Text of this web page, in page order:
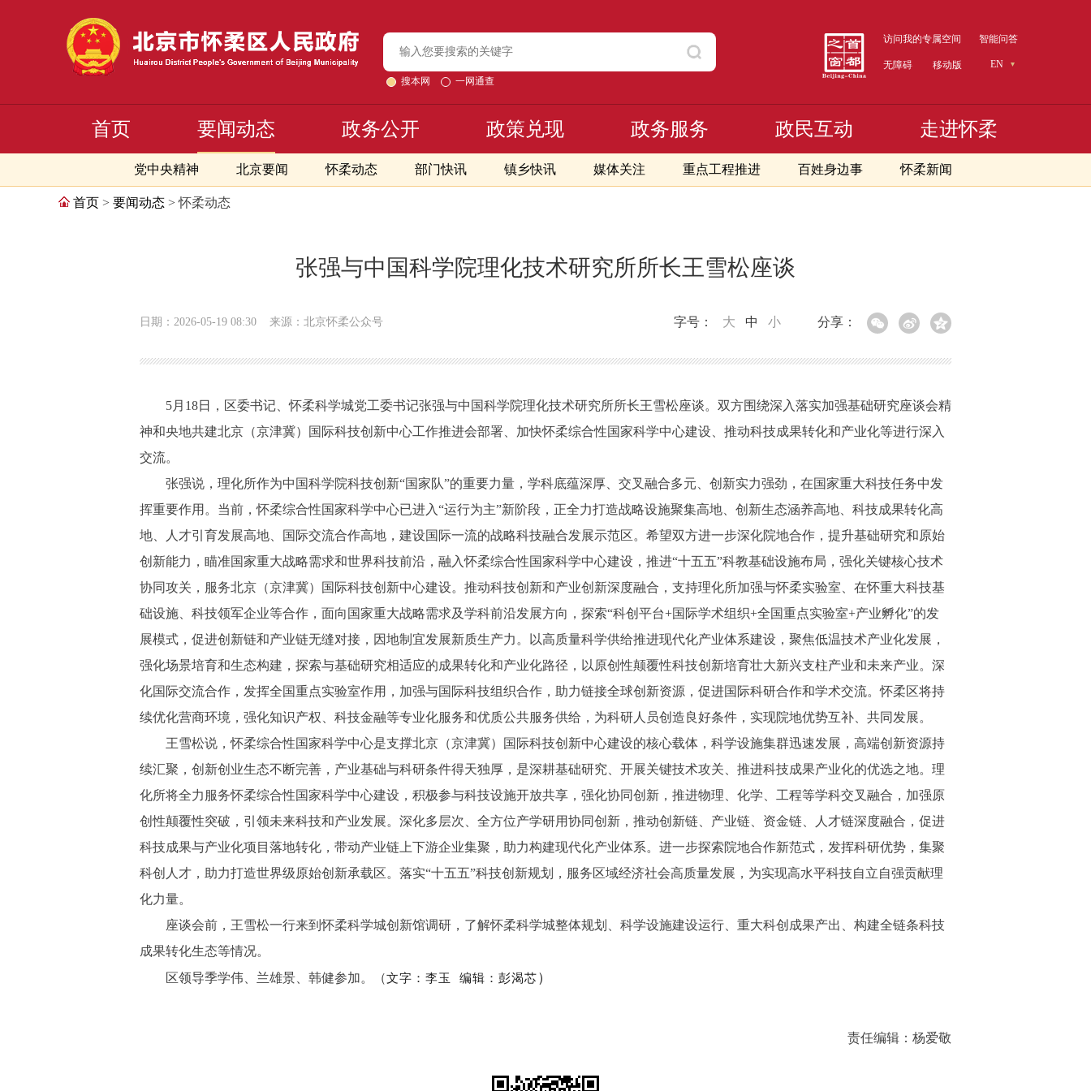
搜本网 一网通查
访问我的专属空间 智能问答
无障碍 移动版 EN
首页 要闻动态
党中央精神 北京要闻 怀柔动态 部门快讯 镇乡快讯 媒体关注 重点工程推进 百姓身边事 怀柔新闻
政务公开 政策兑现 政务服务 政民互动 走进怀柔
首页 > 要闻动态 > 怀柔动态
张强与中国科学院理化技术研究所所长王雪松座谈
日期：2026-05-19 08:30 来源：北京怀柔公众号 分享：
字号： 大 中 小
5月18日，区委书记、怀柔科学城党工委书记张强与中国科学院理化技术研究所所长王雪松座谈。双方围绕深入落实加强基础研究座谈会精
神和央地共建北京（京津冀）国际科技创新中心工作推进会部署、加快怀柔综合性国家科学中心建设、推动科技成果转化和产业化等进行深入
交流。
张强说，理化所作为中国科学院科技创新“国家队”的重要力量，学科底蕴深厚、交叉融合多元、创新实力强劲，在国家重大科技任务中发
挥重要作用。当前，怀柔综合性国家科学中心已进入“运行为主”新阶段，正全力打造战略设施聚集高地、创新生态涵养高地、科技成果转化高
地、人才引育发展高地、国际交流合作高地，建设国际一流的战略科技融合发展示范区。希望双方进一步深化院地合作，提升基础研究和原始
创新能力，瞄准国家重大战略需求和世界科技前沿，融入怀柔综合性国家科学中心建设，推进“十五五”科教基础设施布局，强化关键核心技术
协同攻关，服务北京（京津冀）国际科技创新中心建设。推动科技创新和产业创新深度融合，支持理化所加强与怀柔实验室、在怀重大科技基
础设施、科技领军企业等合作，面向国家重大战略需求及学科前沿发展方向，探索“科创平台+国际学术组织+全国重点实验室+产业孵化”的发
展模式，促进创新链和产业链无缝对接，因地制宜发展新质生产力。以高质量科学供给推进现代化产业体系建设，聚焦低温技术产业化发展，
强化场景培育和生态构建，探索与基础研究相适应的成果转化和产业化路径，以原创性颠覆性科技创新培育壮大新兴支柱产业和未来产业。深
化国际交流合作，发挥全国重点实验室作用，加强与国际科技组织合作，助力链接全球创新资源，促进国际科研合作和学术交流。怀柔区将持
续优化营商环境，强化知识产权、科技金融等专业化服务和优质公共服务供给，为科研人员创造良好条件，实现院地优势互补、共同发展。
王雪松说，怀柔综合性国家科学中心是支撑北京（京津冀）国际科技创新中心建设的核心载体，科学设施集群迅速发展，高端创新资源持
续汇聚，创新创业生态不断完善，产业基础与科研条件得天独厚，是深耕基础研究、开展关键技术攻关、推进科技成果产业化的优选之地。理
化所将全力服务怀柔综合性国家科学中心建设，积极参与科技设施开放共享，强化协同创新，推进物理、化学、工程等学科交叉融合，加强原
创性颠覆性突破，引领未来科技和产业发展。深化多层次、全方位产学研用协同创新，推动创新链、产业链、资金链、人才链深度融合，促进
科技成果与产业化项目落地转化，带动产业链上下游企业集聚，助力构建现代化产业体系。进一步探索院地合作新范式，发挥科研优势，集聚
科创人才，助力打造世界级原始创新承载区。落实“十五五”科技创新规划，服务区域经济社会高质量发展，为实现高水平科技自立自强贡献理
化力量。
座谈会前，王雪松一行来到怀柔科学城创新馆调研，了解怀柔科学城整体规划、科学设施建设运行、重大科创成果产出、构建全链条科技
成果转化生态等情况。
区领导季学伟、兰雄景、韩健参加。（文字：李玉 编辑：彭渴芯）
责任编辑：杨爱敬